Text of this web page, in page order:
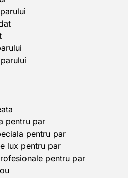
pentru par
pentru par
lux pentru par
pentru par